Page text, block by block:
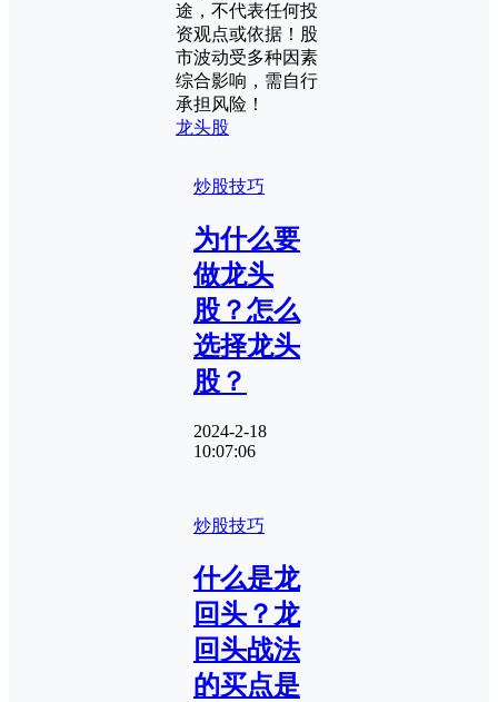
途，不代表任何投
资观点或依据！股
市波动受多种因素
综合影响，需自行
承担风险！
龙头股
炒股技巧
为什么要
做龙头
股？怎么
选择龙头
股？
2024-2-18
10:07:06
炒股技巧
什么是龙
回头？龙
回头战法
的买点是